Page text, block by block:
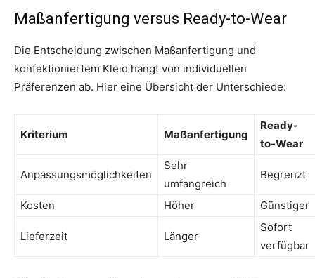
Maßanfertigung versus Ready-to-Wear
Die Entscheidung zwischen Maßanfertigung und
konfektioniertem Kleid hängt von individuellen
Präferenzen ab. Hier eine Übersicht der Unterschiede:
Kriterium Maßanfertigung
Ready-
to-Wear
Anpassungsmöglichkeiten
Sehr
umfangreich
Begrenzt
Kosten Höher Günstiger
Lieferzeit Länger
Sofort
verfügbar